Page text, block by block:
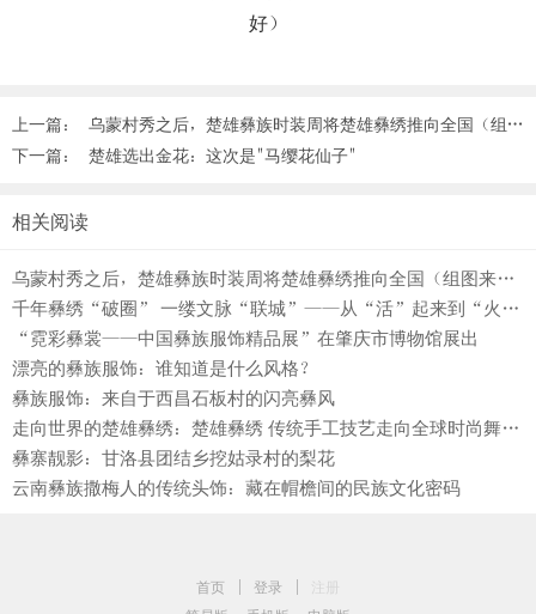
好）
上一篇：
乌蒙村秀之后，楚雄彝族时装周将楚雄彝绣推向全国（组图来啦） ...
下一篇：
楚雄选出金花：这次是"马缨花仙子"
相关阅读
乌蒙村秀之后，楚雄彝族时装周将楚雄彝绣推向全国（组图来啦） ...
千年彝绣“破圈” 一缕文脉“联城”——从“活”起来到“火”起来的楚雄范式 ... ... ...
“霓彩彝裳——中国彝族服饰精品展”在肇庆市博物馆展出
漂亮的彝族服饰：谁知道是什么风格？
彝族服饰：来自于西昌石板村的闪亮彝风
走向世界的楚雄彝绣：楚雄彝绣 传统手工技艺走向全球时尚舞台 ...
彝寨靓影：甘洛县团结乡挖姑录村的梨花
云南彝族撒梅人的传统头饰：藏在帽檐间的民族文化密码
首页 登录